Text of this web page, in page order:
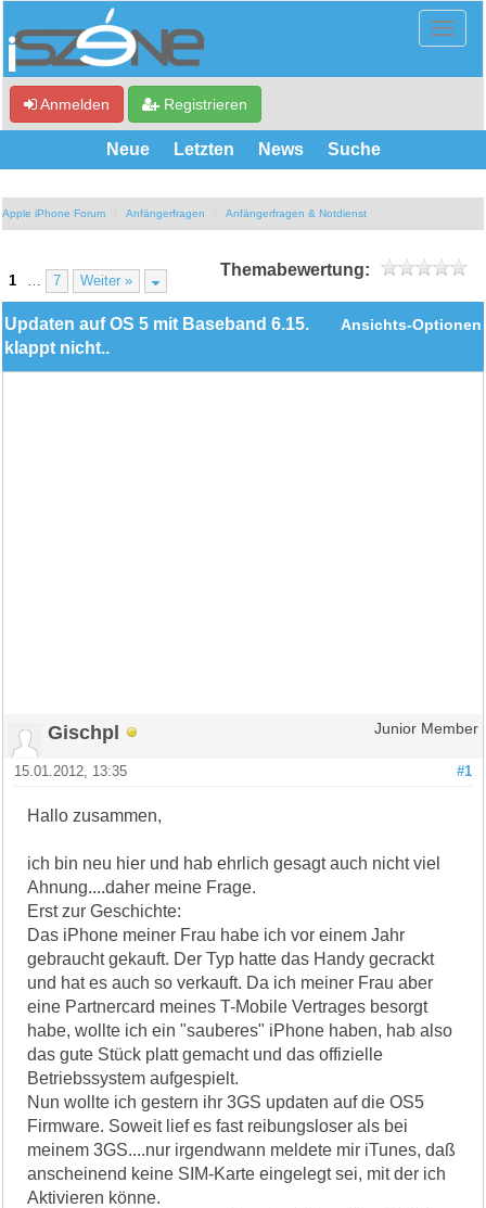
Anmelden Registrieren
Neue Letzten News Suche
Apple iPhone Forum Anfängerfragen Anfängerfragen & Notdienst
1 7 Weiter »
Themabewertung:
Ansichts-Optionen
Updaten auf OS 5 mit Baseband 6.15.
klappt nicht..
Gischpl Junior Member
#1
15.01.2012, 13:35
Hallo zusammen,
ich bin neu hier und hab ehrlich gesagt auch nicht viel
Ahnung....daher meine Frage.
Erst zur Geschichte:
Das iPhone meiner Frau habe ich vor einem Jahr
gebraucht gekauft. Der Typ hatte das Handy gecrackt
und hat es auch so verkauft. Da ich meiner Frau aber
eine Partnercard meines T-Mobile Vertrages besorgt
habe, wollte ich ein "sauberes" iPhone haben, hab also
das gute Stück platt gemacht und das offizielle
Betriebssystem aufgespielt.
Nun wollte ich gestern ihr 3GS updaten auf die OS5
Firmware. Soweit lief es fast reibungsloser als bei
meinem 3GS....nur irgendwann meldete mir iTunes, daß
anscheinend keine SIM-Karte eingelegt sei, mit der ich
Aktivieren könne.